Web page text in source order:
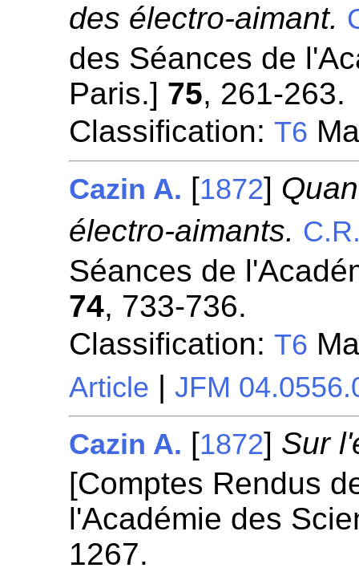
des électro-aimant.
des Séances de
Paris.] 75, 261-263.
Classification:T6
Cazin A. [1872]
électro-aimants.
Séances de
74, 733-736.
Classification:T6
Article |JFM
Cazin A. [1872] Sur
[Comptes Rendus
l'Académie des
1267.